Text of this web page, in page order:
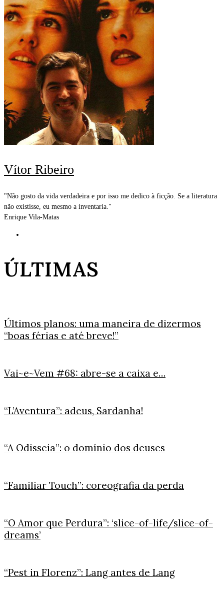
Vítor Ribeiro
"Não gosto da vida verdadeira e por isso me dedico à ficção. Se a literatura
não existisse, eu mesmo a inventaria."
Enrique Vila-Matas
ÚLTIMAS
Últimos planos: uma maneira de dizermos
“boas férias e até breve!”
Vai~e~Vem #68: abre-se a caixa e…
“L’Aventura”: adeus, Sardanha!
“A Odisseia”: o domínio dos deuses
“Familiar Touch”: coreografia da perda
“O Amor que Perdura”: ‘slice-of-life/slice-of-
dreams’
“Pest in Florenz”: Lang antes de Lang